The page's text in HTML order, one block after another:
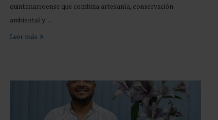
quintanarroense que combina artesanía, conservación
ambiental y …
Leer más